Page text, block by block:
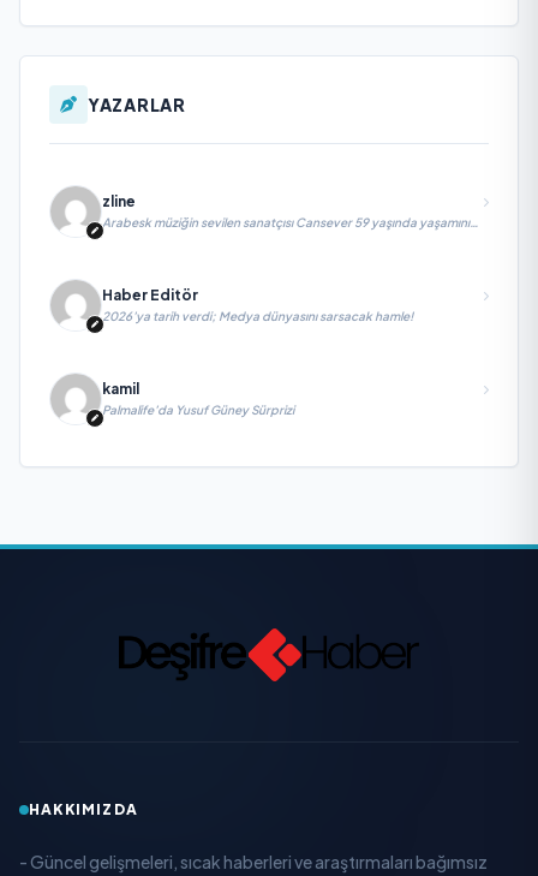
YAZARLAR
zline
Arabesk müziğin sevilen sanatçısı Cansever 59 yaşında yaşamını
Haber Editör
2026’ya tarih verdi; Medya dünyasını sarsacak hamle!
kamil
Palmalife’da Yusuf Güney Sürprizi
HAKKIMIZDA
- Güncel gelişmeleri, sıcak haberleri ve araştırmaları bağımsız